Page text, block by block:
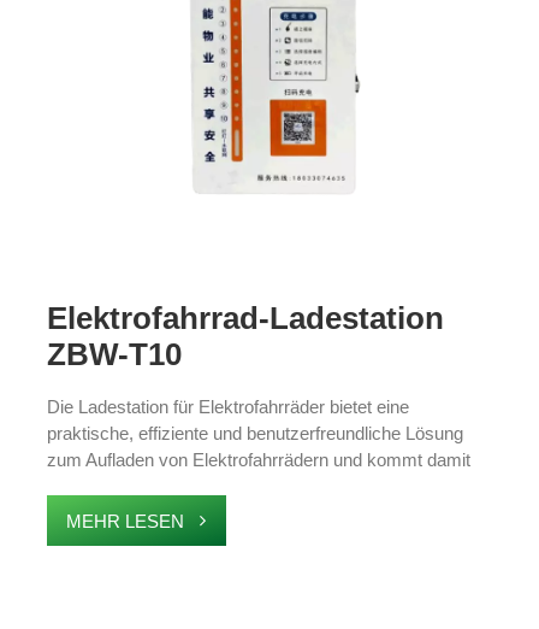
Elektrofahrrad-Ladestation
ZBW-T10
Die Ladestation für Elektrofahrräder bietet eine
praktische, effiziente und benutzerfreundliche Lösung
zum Aufladen von Elektrofahrrädern und kommt damit
Transportmitteln entgegen. Es wurde für den Einsatz im
MEHR LESEN